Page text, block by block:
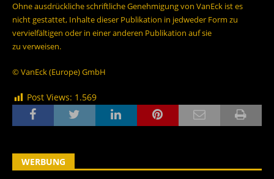
Ohne ausdrückliche schriftliche Genehmigung von VanEck ist es
nicht gestattet, Inhalte dieser Publikation in jedweder Form zu
vervielfältigen oder in einer anderen Publikation auf sie
zu verweisen.
© VanEck (Europe) GmbH
Post Views: 1.569
WERBUNG